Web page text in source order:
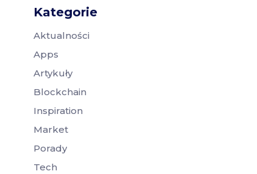
Kategorie
Aktualności
Apps
Artykuły
Blockchain
Inspiration
Market
Porady
Tech